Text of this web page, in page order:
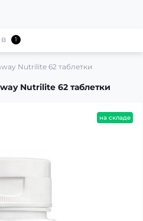
Nutrilite 62 таблетки
Nutrilite 62 таблетки
1
на складе